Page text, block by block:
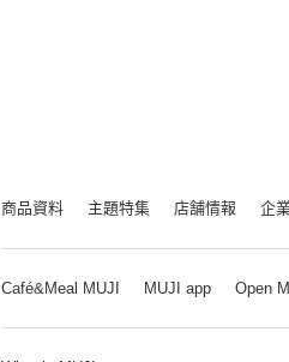
商品資料 主題特集 店舗情報 企
Café&Meal MUJI MUJI app Open